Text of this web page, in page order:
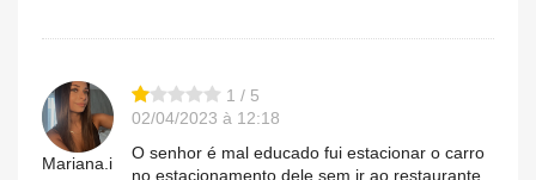
Mariana.i
1 / 5
02/04/2023 à 12:18
O senhor é mal educado fui estacionar o carro
no estacionamento dele sem ir ao restaurante